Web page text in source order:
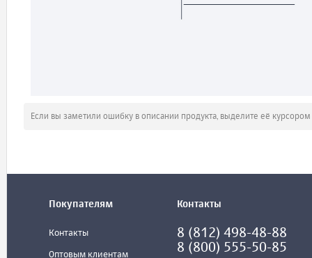
Если вы заметили ошибку в описании продукта, выделите её
Покупателям
Контакты
Оптовым клиентам
Контакты
8 (812) 498-48-88
8 (800) 555-50-85